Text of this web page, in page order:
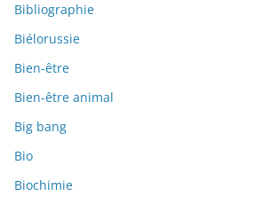
Bibliographie
Biélorussie
Bien-être
Bien-être animal
Big bang
Bio
Biochimie